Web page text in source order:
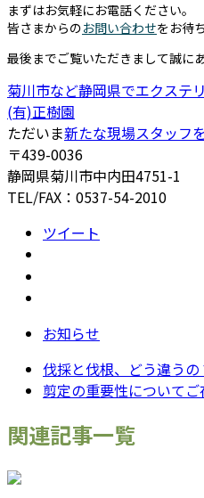
まずはお気軽にお電話ください。
皆さまからのお問い合わせをお待
最後までご覧いただきまして誠に
菊川市など静岡県でエクステ
(有)正樹園
ただいま新たな現場スタッフ
〒439-0036
静岡県菊川市中内田4751-1
TEL/FAX：0537-54-2010
ツイート
お知らせ
伐採と伐根、どう違うの
剪定の重要性についてご
関連記事一覧